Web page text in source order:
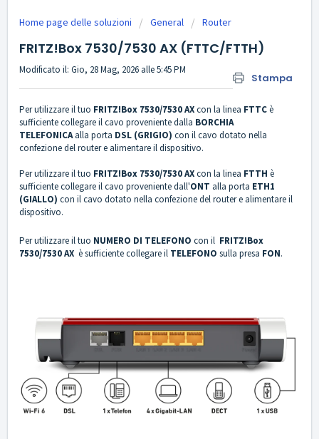
Home page delle soluzioni General Router
FRITZ!Box 7530/7530 AX (FTTC/FTTH)
Stampa
Modificato il: Gio, 28 Mag, 2026 alle 5:45 PM
Per utilizzare il tuo FRITZ!Box 7530/7530 AXcon la linea FTTCè
sufficiente collegare il cavo proveniente dalla BORCHIA
TELEFONICA alla porta DSL (GRIGIO) con il cavo dotato nella
confezione del router e alimentare il dispositivo.
Per utilizzare il tuo FRITZ!Box 7530/7530 AXcon la linea FTTH è
sufficiente collegare il cavo proveniente dall'ONT alla porta ETH1
(GIALLO) con il cavo dotato nella confezione del router e alimentare il
dispositivo.
Per utilizzare il tuo NUMERO DI TELEFONO con il FRITZ!Box
7530/7530 AX è sufficiente collegare il TELEFONO sulla presa FON.